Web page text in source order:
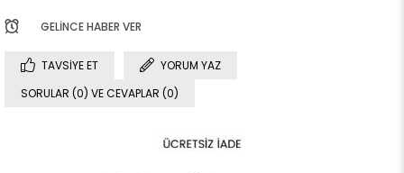
GELINCE HABER VER
TAVSIYE ET
YORUM YAZ
SORULAR (0) VE CEVAPLAR (0)